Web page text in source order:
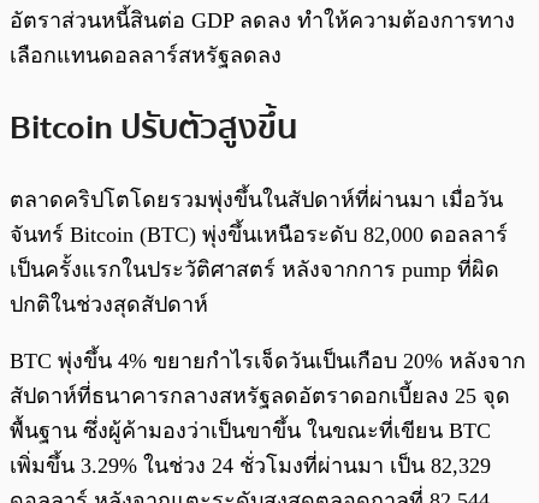
อัตราส่วนหนี้สินต่อ GDP ลดลง ทำให้ความต้องการทาง
เลือกแทนดอลลาร์สหรัฐลดลง
Bitcoin ปรับตัวสูงขึ้น
ตลาดคริปโตโดยรวมพุ่งขึ้นในสัปดาห์ที่ผ่านมา เมื่อวัน
จันทร์ Bitcoin (BTC) พุ่งขึ้นเหนือระดับ 82,000 ดอลลาร์
เป็นครั้งแรกในประวัติศาสตร์ หลังจากการ pump ที่ผิด
ปกติในช่วงสุดสัปดาห์
BTC พุ่งขึ้น 4% ขยายกำไรเจ็ดวันเป็นเกือบ 20% หลังจาก
สัปดาห์ที่ธนาคารกลางสหรัฐลดอัตราดอกเบี้ยลง 25 จุด
พื้นฐาน ซึ่งผู้ค้ามองว่าเป็นขาขึ้น ในขณะที่เขียน BTC
เพิ่มขึ้น 3.29% ในช่วง 24 ชั่วโมงที่ผ่านมา เป็น 82,329